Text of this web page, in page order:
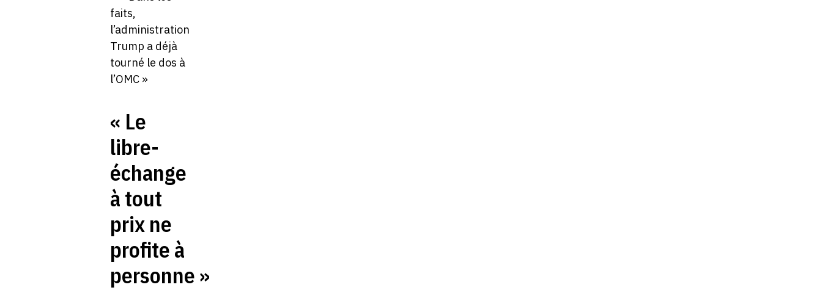
« Le
libre-
échange
à tout
prix ne
profite à
personne »